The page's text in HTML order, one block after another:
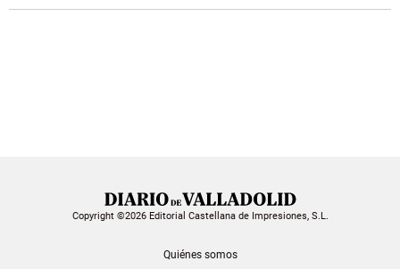
Copyright ©2026 Editorial Castellana de Impresiones, S.L.
Quiénes somos